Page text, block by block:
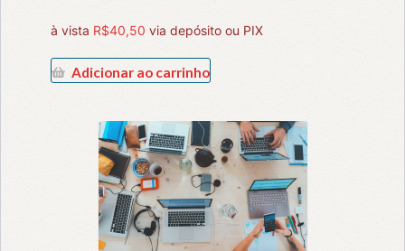
à vista R$40,50 via depósito ou PIX
Adicionar ao carrinho